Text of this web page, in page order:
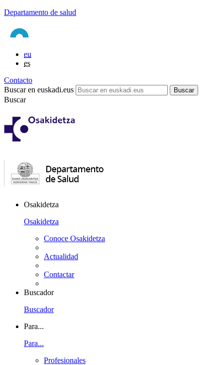
Departamento de salud
eu
es
Contacto
Buscar en euskadi.eus
Buscar
Osakidetza
Osakidetza
Conoce Osakidetza
Actualidad
Contactar
Buscador
Buscador
Para...
Para...
Profesionales